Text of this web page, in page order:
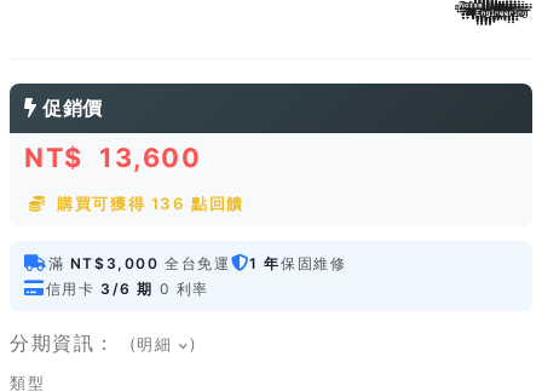
促銷價
NT$ 13,600
購買可獲得 136 點回饋
滿 NT$3,000 全台免運 1 年保固維修
信用卡 3/6 期 0 利率
分期資訊： (明細 )
類型